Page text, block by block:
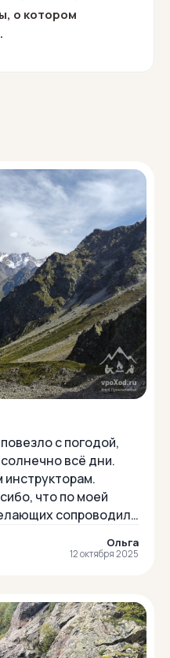
о котором
с погодой,
всё дни.
что по моей
сопроводил
Ольга
12 октября 2025